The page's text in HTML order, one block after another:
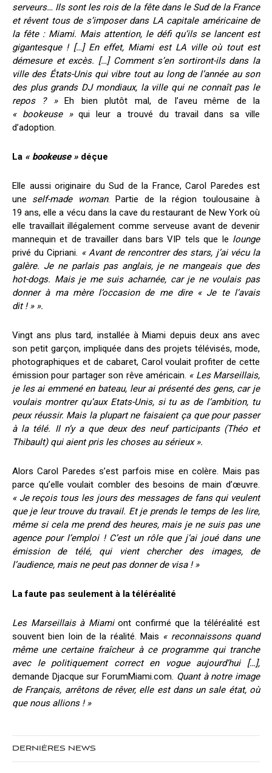
serveurs… Ils sont les rois de la fête dans le Sud de la France
et rêvent tous de s’imposer dans LA capitale américaine de
la fête : Miami. Mais attention, le défi qu’ils se lancent est
gigantesque ! […] En effet, Miami est LA ville où tout est
démesure et excès. […] Comment s’en sortiront-ils dans la
ville des États-Unis qui vibre tout au long de l’année au son
des plus grands DJ mondiaux, la ville qui ne connaît pas le
repos ? »Eh bien plutôt mal, de l’aveu même de la
« bookeuse »qui leur a trouvé du travail dans sa ville
d’adoption.
La « bookeuse » déçue
Elle aussi originaire du Sud de la France, Carol Paredes est
une self-made woman. Partie de la région toulousaine à
19 ans, elle a vécu dans la cave du restaurant de New York où
elle travaillait illégalement comme serveuse avant de devenir
mannequin et de travailler dans bars VIP tels que le lounge
privé du Cipriani. « Avant de rencontrer des stars, j’ai vécu la
galère. Je ne parlais pas anglais, je ne mangeais que des
hot-dogs. Mais je me suis acharnée, car je ne voulais pas
donner à ma mère l’occasion de me dire « Je te l’avais
dit ! » ».
Vingt ans plus tard, installée à Miami depuis deux ans avec
son petit garçon, impliquée dans des projets télévisés, mode,
photographiques et de cabaret, Carol voulait profiter de cette
émission pour partager son rêve américain. « Les Marseillais,
je les ai emmené en bateau, leur ai présenté des gens, car je
voulais montrer qu’aux Etats-Unis, si tu as de l’ambition, tu
peux réussir. Mais la plupart ne faisaient ça que pour passer
à la télé. Il n’y a que deux des neuf participants (Théo et
Thibault) qui aient pris les choses au sérieux ».
Alors Carol Paredes s’est parfois mise en colère. Mais pas
parce qu’elle voulait combler des besoins de main d’œuvre.
« Je reçois tous les jours des messages de fans qui veulent
que je leur trouve du travail. Et je prends le temps de les lire,
même si cela me prend des heures, mais je ne suis pas une
agence pour l’emploi ! C’est un rôle que j’ai joué dans une
émission de télé, qui vient chercher des images, de
l’audience, mais ne peut pas donner de visa ! »
La faute pas seulement à la téléréalité
Les Marseillais à Miamiont confirmé que la téléréalité est
souvent bien loin de la réalité. Mais « reconnaissons quand
même une certaine fraîcheur à ce programme qui tranche
avec le politiquement correct en vogue aujourd’hui […],
demande Djacque sur ForumMiami.com. Quant à notre image
de Français, arrêtons de rêver, elle est dans un sale état, où
que nous allions ! »
DERNIÈRES NEWS